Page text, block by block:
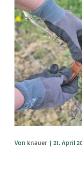
Von knauer 21. April